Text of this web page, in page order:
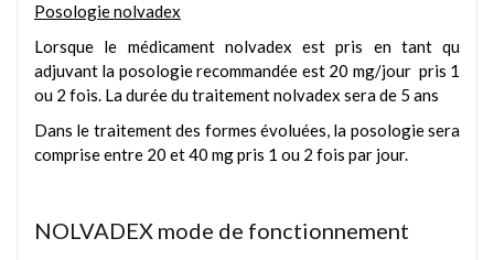
Posologie nolvadex
Lorsque le médicament nolvadex est pris en tant qu
adjuvant la posologie recommandée est 20 mg/jour pris 1
ou 2 fois. La durée du traitement nolvadex sera de 5 ans
Dans le traitement des formes évoluées, la posologie sera
comprise entre 20 et 40 mg pris 1 ou 2 fois par jour.
NOLVADEX mode de fonctionnement